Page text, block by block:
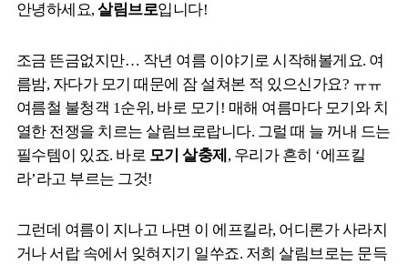
안녕하세요,살림브로입니다!
조금 뜬금없지만… 작년 여름 이야기로 시작해볼게요. 여
름밤, 자다가 모기 때문에 잠 설쳐본 적 있으신가요? ㅠㅠ
여름철 불청객 1순위, 바로 모기! 매해 여름마다 모기와 치
열한 전쟁을 치르는 살림브로랍니다. 그럴 때 늘 꺼내 드는
필수템이 있죠. 바로 모기 살충제 , 우리가 흔히 ‘에프킬
라’라고 부르는 그것!
그런데 여름이 지나고 나면 이 에프킬라, 어디론가 사라지
거나 서랍 속에서 잊혀지기 일쑤죠. 저희 살림브로는 문득